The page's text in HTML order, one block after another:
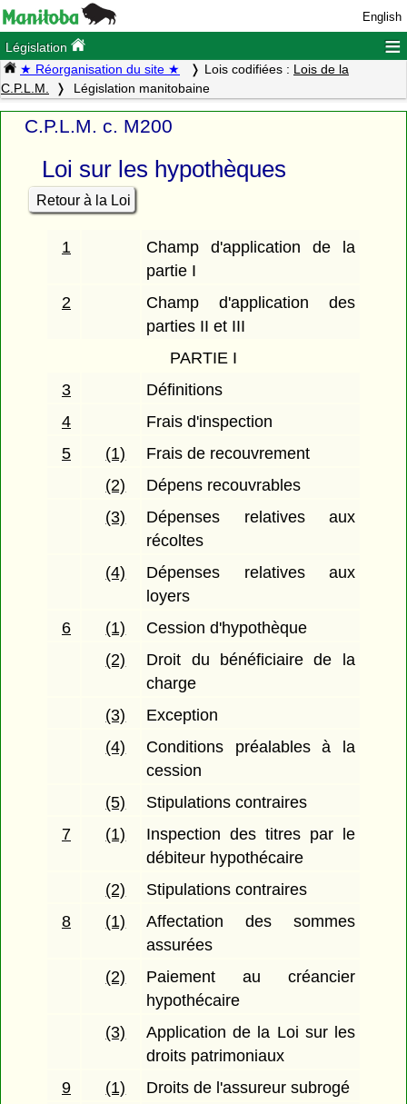
English
Législation ≡
★ Réorganisation du site ★ Lois codifiées : Lois de la
C.P.L.M.
Législation manitobaine
C.P.L.M. c. M200
Loi sur les hypothèques
Retour à la Loi
1
Champ d'application de la
partie I
2
Champ d'application des
parties II et III
PARTIE I
3
Définitions
4
Frais d'inspection
5
(1)
Frais de recouvrement
(2)
Dépens recouvrables
(3)
Dépenses relatives aux
récoltes
(4)
Dépenses relatives aux
loyers
6
(1)
Cession d'hypothèque
(2)
Droit du bénéficiaire de la
charge
(3)
Exception
(4)
Conditions préalables à la
cession
(5)
Stipulations contraires
7
(1)
Inspection des titres par le
débiteur hypothécaire
(2)
Stipulations contraires
8
(1)
Affectation des sommes
assurées
(2)
Paiement au créancier
hypothécaire
(3)
Application de la Loi sur les
droits patrimoniaux
9
(1)
Droits de l'assureur subrogé